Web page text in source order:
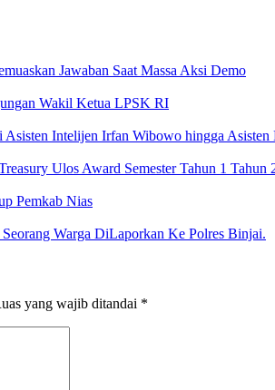
Jawaban Saat Massa Aksi Demo
Wakil Ketua LPSK RI
Intelijen Irfan Wibowo hingga
Ulos Award Semester Tahun 1 Tahun
Pemkab Nias
Warga DiLaporkan Ke Polres Binjai.
yang wajib ditandai *